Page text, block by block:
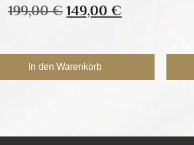
199,00€ 149,00 €
In den Warenkorb